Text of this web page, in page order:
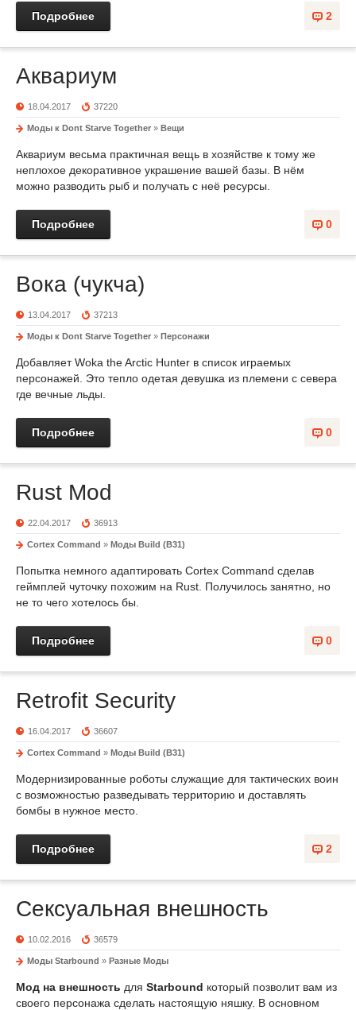
2
Подробнее
Аквариум
18.04.2017 37220
Моды к Dont Starve Together » Вещи
Аквариум весьма практичная вещь в хозяйстве к тому же
неплохое декоративное украшение вашей базы. В нём
можно разводить рыб и получать с неё ресурсы.
0
Подробнее
Вока (чукча)
13.04.2017 37213
Моды к Dont Starve Together » Персонажи
Добавляет Woka the Arctic Hunter в список играемых
персонажей. Это тепло одетая девушка из племени с севера
где вечные льды.
0
Подробнее
Rust Mod
22.04.2017 36913
Cortex Command » Моды Build (B31)
Попытка немного адаптировать Cortex Command сделав
геймплей чуточку похожим на Rust. Получилось занятно, но
не то чего хотелось бы.
0
Подробнее
Retrofit Security
16.04.2017 36607
Cortex Command » Моды Build (B31)
Модернизированные роботы служащие для тактических воин
с возможностью разведывать территорию и доставлять
бомбы в нужное место.
2
Подробнее
Сексуальная внешность
10.02.2016 36579
Моды Starbound » Разные Моды
Мод на внешность для Starbound который позволит вам из
своего персонажа сделать настоящую няшку. В основном